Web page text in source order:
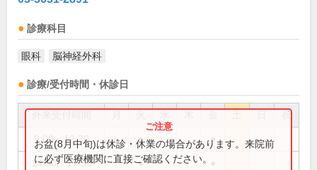
診療科目
眼科 脳神経外科
診療/受付時間・休診日
祝
9:00～12:30 ● ●
14:00～17:30 ●
お盆(8月中旬)は休診・休業の場合があります。来院前
に必ず医療機関に直接ご確認ください。